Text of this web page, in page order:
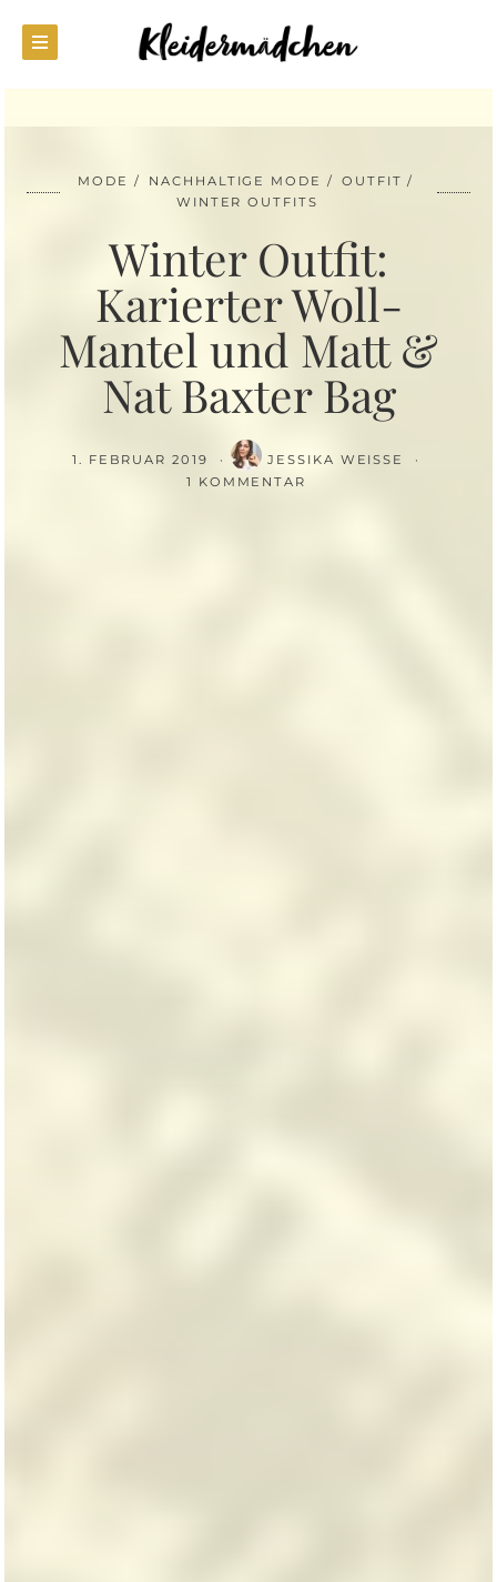
MODE NACHHALTIGE MODE
OUTFIT
WINTER OUTFITS
Winter Outfit:
Karierter Woll-
Mantel und Matt &
Nat Baxter Bag
1. FEBRUAR 2019
JESSIKA WEISSE
1 KOMMENTAR